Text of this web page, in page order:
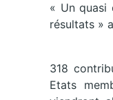
« Un quasi
résultats »
318
Etats